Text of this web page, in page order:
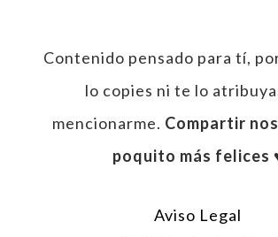
Contenido pensado para tí,
lo copies ni te lo
mencionarme. Compartir
poquito más felices
Aviso Legal